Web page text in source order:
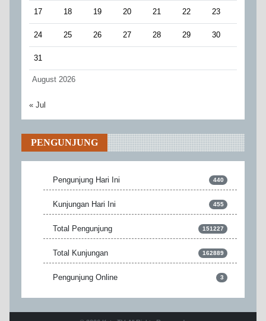
August 2026
17 18 19 20 21 22 23
24 25 26 27 28 29 30
31
« Jul
PENGUNJUNG
Pengunjung Hari Ini 440
Kunjungan Hari Ini 455
Total Pengunjung 151227
Total Kunjungan 162889
Pengunjung Online 3